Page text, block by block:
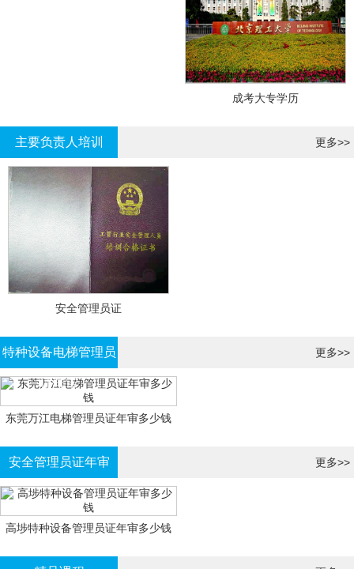
成考大专学历
主要负责人培训 更多>>
安全管理员证
特种设备电梯管理员
证年审
更多>>
东莞万江电梯管理员证年审多少钱
安全管理员证年审 更多>>
高埗特种设备管理员证年审多少钱